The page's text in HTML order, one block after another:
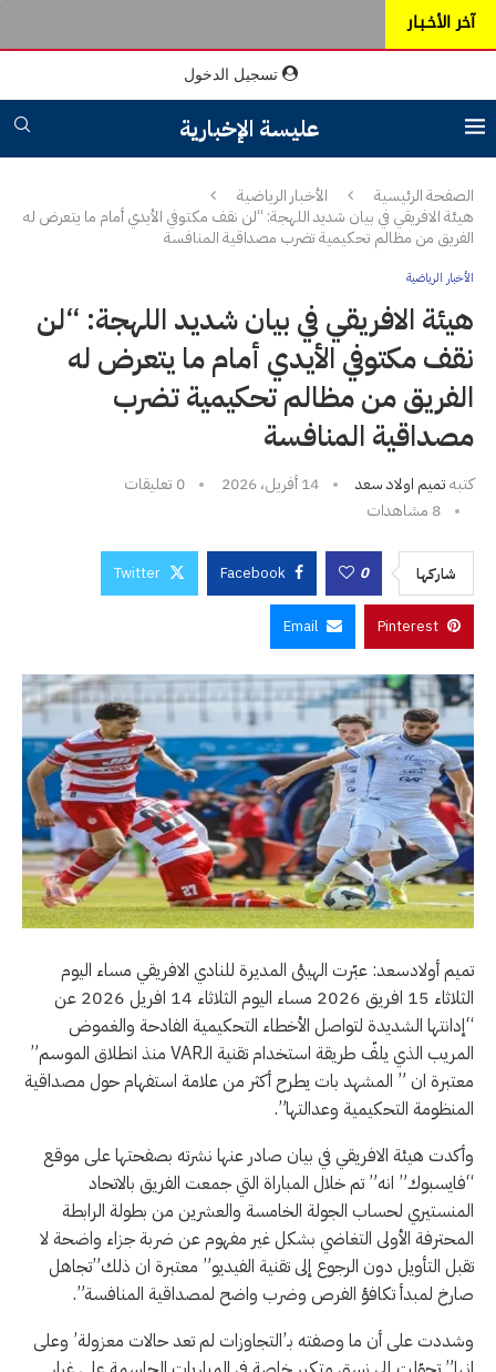
آخر الأخـبـار
تسجيل الدخول
عليسة الإخبارية
الصفحة الرئيسية
الأخبار الرياضية
هيئة الافريقي في بيان شديد اللهجة: “لن نقف مكتوفي الأيدي أمام ما يتعرض له
الفريق من مظالم تحكيمية تضرب مصداقية المنافسة
الأخبار الرياضية
هيئة الافريقي في بيان شديد اللهجة: “لن
نقف مكتوفي الأيدي أمام ما يتعرض له
الفريق من مظالم تحكيمية تضرب
مصداقية المنافسة
كتبهتميم اولاد سعد 14 أفريل، 2026
0 تعليقات
8 مشاهدات
شاركها 0
Facebook
Twitter
Pinterest
Email
تميم أولادسعد: عبّرت الهيئى المديرة للنادي الافريقي مساء اليوم
الثلاثاء 15 افريق 2026 مساء اليوم الثلاثاء 14 افريل 2026 عن
“إدانتها الشديدة لتواصل الأخطاء التحكيمية الفادحة والغموض
المريب الذي يلفّ طريقة استخدام تقنية الـVAR منذ انطلاق الموسم”
معتبرة ان ” المشهد بات يطرح أكثر من علامة استفهام حول مصداقية
المنظومة التحكيمية وعدالتها”.
وأكدت هيئة الافريقي في بيان صادر عنها نشرته بصفحتها على موقع
“فايسبوك” انه” تم خلال المباراة التي جمعت الفريق بالاتحاد
المنستيري لحساب الجولة الخامسة والعشرين من بطولة الرابطة
المحترفة الأولى التغاضي بشكل غير مفهوم عن ضربة جزاء واضحة لا
تقبل التأويل دون الرجوع إلى تقنية الفيديو” معتبرة ان ذلك”تجاهل
صارخ لمبدأ تكافؤ الفرص وضرب واضح لمصداقية المنافسة”.
وشددت على أن ما وصفته بـ’التجاوزات لم تعد حالات معزولة’ وعلى